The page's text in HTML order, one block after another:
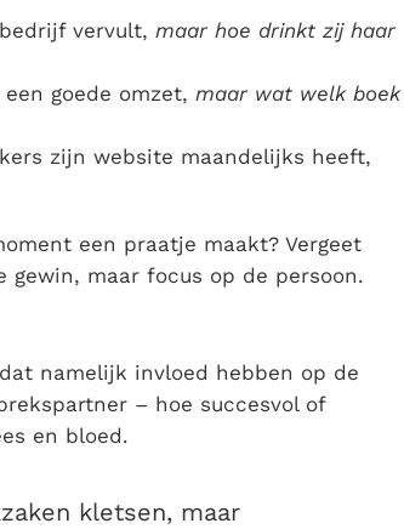
vervult, maar hoe drinkt zij haar
goede omzet, maar wat welk boek
zijn website maandelijks heeft,
een praatje maakt? Vergeet
maar focus op de persoon.
namelijk invloed hebben op de
– hoe succesvol of
en bloed.
kletsen, maar